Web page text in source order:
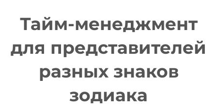
Тайм-менеджмент
для представителей
разных знаков
зодиака